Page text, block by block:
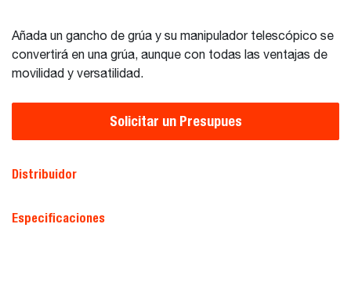
Añada un gancho de grúa y su manipulador telescópico se
convertirá en una grúa, aunque con todas las ventajas de
movilidad y versatilidad.
Solicitar un Presupues
Distribuidor
Especificaciones